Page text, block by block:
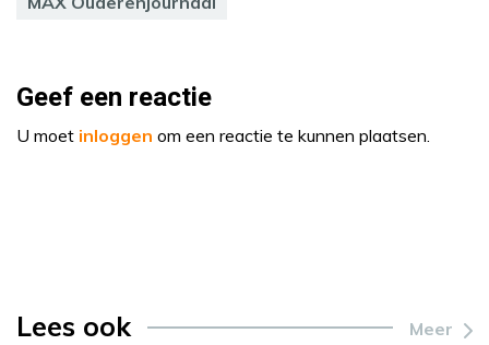
Geef een reactie
U moet inloggen om een reactie te kunnen plaatsen.
Lees ook Meer